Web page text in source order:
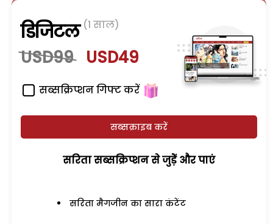
डिजिटल (1 साल)
USD99 USD49
सब्सक्रिप्शन गिफ्ट करें
सब्सक्राइब करें
सरिता सब्सक्रिप्शन से जुड़ेें और पाएं
सरिता मैगजीन का सारा कंटेंट